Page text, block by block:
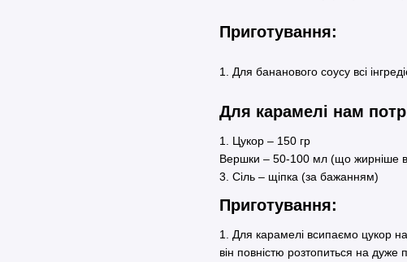
Приготування:
1. Для бананового соусу всі
Для карамелі нам
1. Цукор – 150 гр
Вершки – 50-100 мл (що жирніше
3. Сіль – щіпка (за бажанням)
Приготування:
1. Для карамелі всипаємо цукор
він повністю розтопиться на